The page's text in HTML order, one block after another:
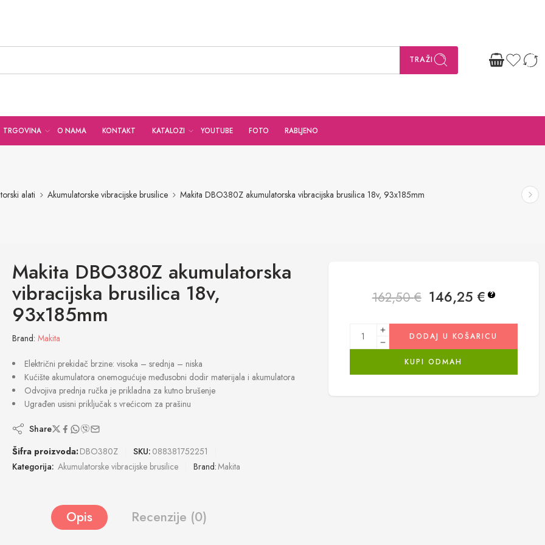
TRAŽI
TRGOVINA O NAMA KONTAKT KATALOZI YOUTUBE FOTO RABLJENO
alati Akumulatorske vibracijske brusilice Makita DBO380Z akumulatorska vibracijska brusilica 18v, 93x185mm
Makita DBO380Z akumulatorska
vibracijska brusilica 18v,
93x185mm
Brand: Makita
Električni prekidač brzine: visoka – srednja – niska
Kućište akumulatora onemogućuje međusobni dodir materijala i akumulatora
Odvojiva prednja ručka je prikladna za kutno brušenje
Ugrađen usisni priključak s vrećicom za prašinu
Share
Šifra proizvoda:DBO380Z SKU: 088381752251
Kategorija: Akumulatorske vibracijske brusilice Brand:Makita
162,50€ 146,25 € ?
DODAJ U KOŠARICU
KUPI ODMAH
Opis Recenzije (0)